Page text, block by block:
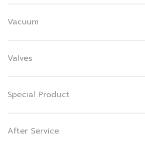
Vacuum
Valves
Special Product
After Service